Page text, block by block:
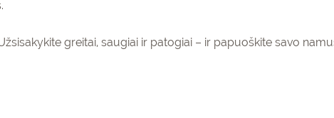
greitai, saugiai ir patogiai – ir papuoškite savo